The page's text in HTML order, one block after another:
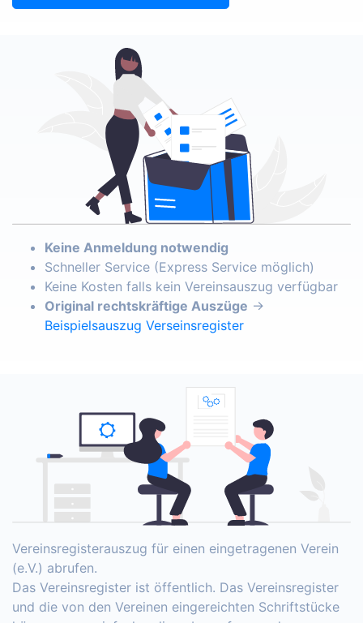
Keine Anmeldung notwendig
Schneller Service (Express Service möglich)
Keine Kosten falls kein Vereinsauszug verfügbar
Original rechtskräftige Auszüge →
Beispielsauszug Verseinsregister
Vereinsregisterauszug für einen eingetragenen Verein
(e.V.) abrufen.
Das Vereinsregister ist öffentlich. Das Vereinsregister
und die von den Vereinen eingereichten Schriftstücke